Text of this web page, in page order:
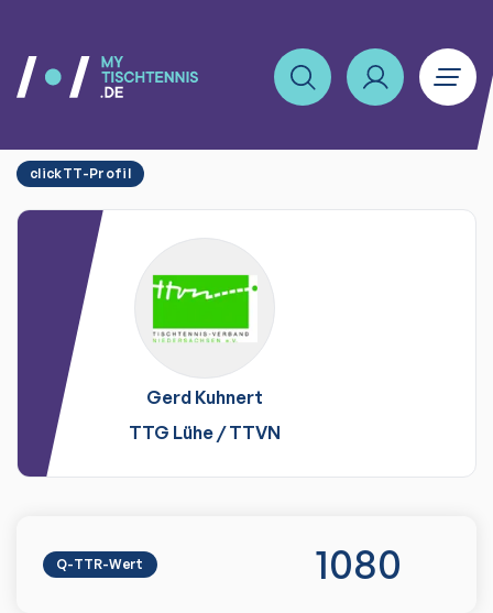
clickTT-Profil
Gerd Kuhnert
TTG Lühe /TTVN
Q-TTR-Wert 1080